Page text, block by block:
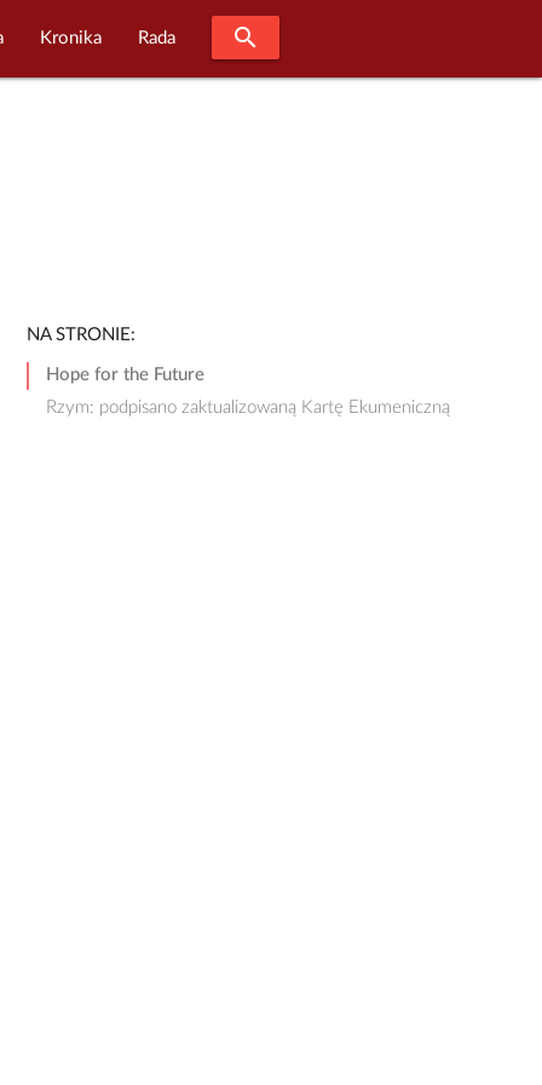
Kronika Rada search
NA STRONIE:
Hope for the Future
Rzym: podpisano zaktualizowaną Kartę Ekumeniczną